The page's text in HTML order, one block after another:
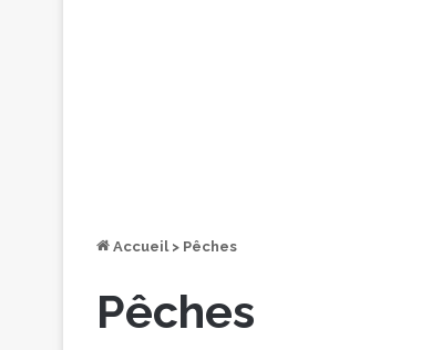
Accueil > Pêches
Pêches